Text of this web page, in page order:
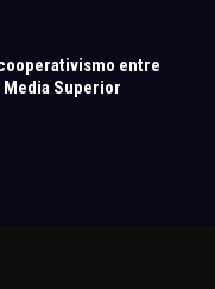
entre
Superior